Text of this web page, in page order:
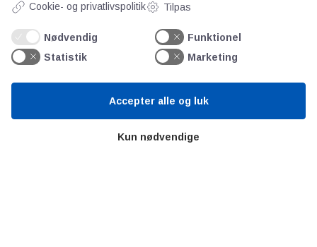
Cookie- og privatlivspolitik Tilpas
Nødvendig
Funktionel
Statistik
Marketing
Kun nødvendige
Accepter alle og luk